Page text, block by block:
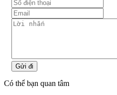
Gửi đi
Có thể bạn quan tâm